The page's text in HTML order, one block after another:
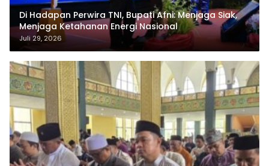
Di Hadapan Perwira TNI, Bupati Afni: Menjaga Siak,
Menjaga Ketahanan Energi Nasional
Juli 29, 2026